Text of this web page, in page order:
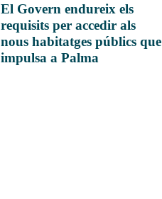
El Govern endureix els
requisits per accedir als
nous habitatges públics que
impulsa a Palma